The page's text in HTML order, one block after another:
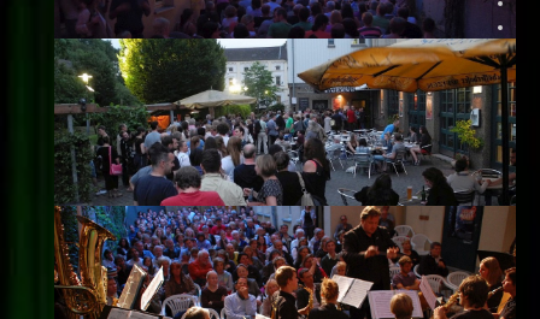
Ort
Anreise
Wetter
Kinogutschein
Konzept
Archiv
Kontakt